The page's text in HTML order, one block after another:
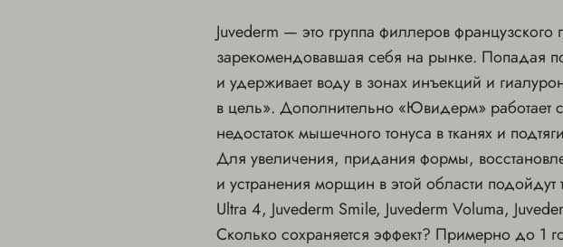
Juvederm — это группа филлеров французского
зарекомендовавшая себя на рынке. Попадая
и удерживает воду в зонах инъекций и
в цель». Дополнительно «Ювидерм» работает
недостаток мышечного тонуса в тканях и
Для увеличения, придания формы,
и устранения морщин в этой области подойдут
Ultra 4, Juvederm Smile, Juvederm Voluma,
Сколько сохраняется эффект? Примерно до 1